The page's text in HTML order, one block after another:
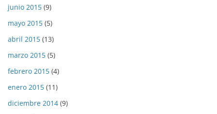
junio 2015 (9)
mayo 2015 (5)
abril 2015 (13)
marzo 2015 (5)
febrero 2015 (4)
enero 2015 (11)
diciembre 2014 (9)